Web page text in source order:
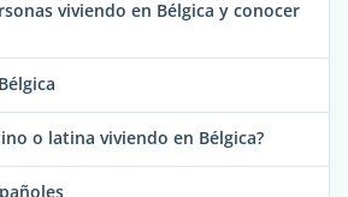
viviendo en Bélgica y conocer
o latina viviendo en Bélgica?